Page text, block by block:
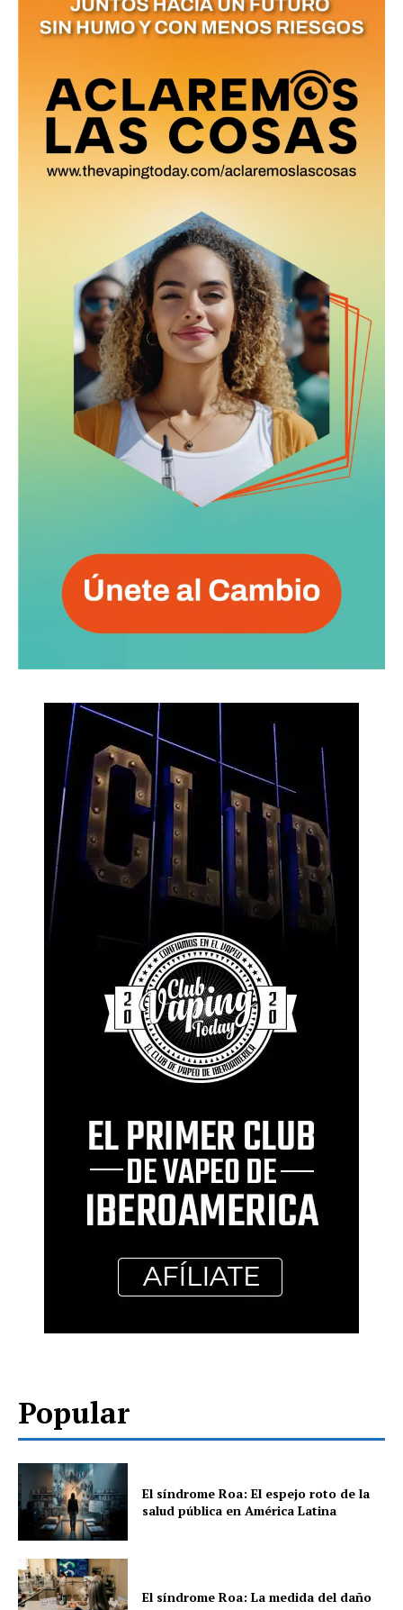
No te pierdas de las
últimas noticias
Suscríbete a nuestro boletín diario y
recibe todas las noticias del vapeo y la
reducción de daños en tu correo
Subscribe to our daily clipping and
receive all the news of vaping and
Popular
El síndrome Roa: El espejo roto de la
salud pública en América Latina
El síndrome Roa: La medida del daño